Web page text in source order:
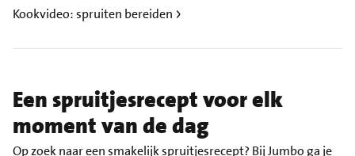
Kookvideo: spruiten bereiden
Een spruitjesrecept voor elk
moment van de dag
Op zoek naar een smakelijk spruitjesrecept? Bij Jumbo ga je